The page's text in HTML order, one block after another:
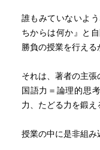
誰もみていないよ
ちからは何か』と
勝負の授業を行える
それは、著者の主張
国語力＝論理的思
力、たどる力を鍛え
授業の中に是非組み